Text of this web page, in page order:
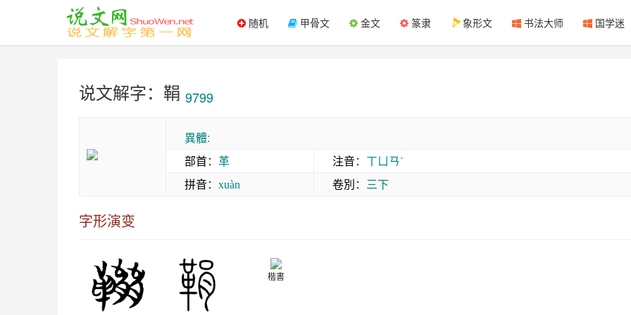
随机 甲骨文 金文 篆隶 象形文 书法大师 国学迷
说文解字：鞙 9799
異體:
部首： 革 注音： ㄒㄩㄢˋ
拼音： xuàn 卷別： 三下
字形演变
楷書